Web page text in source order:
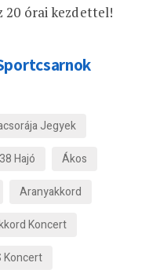
20 órai kezdettel!
Jegyek
Hajó
Ákos
Aranyakkord
Koncert
Koncert